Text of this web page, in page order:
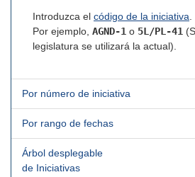
Introduzca el código de la iniciativa.
Por ejemplo, AGND-1 o 5L/PL-41
legislatura se utilizará la actual).
Por número de iniciativa
Por rango de fechas
Árbol desplegable
de Iniciativas